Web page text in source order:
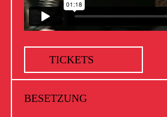
TICKETS
BESETZUNG